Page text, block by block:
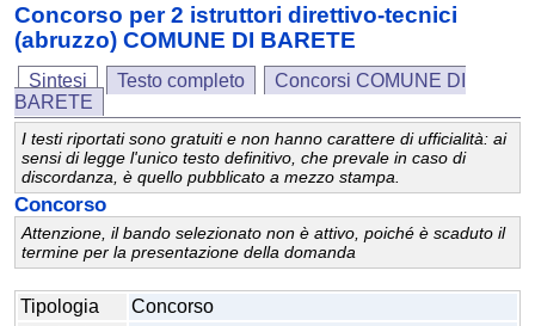
Concorso per 2 istruttori direttivo-tecnici
(abruzzo) COMUNE DI BARETE
Sintesi Testo completo
Concorsi COMUNE DI
BARETE
I testi riportati sono gratuiti e non hanno carattere di ufficialità: ai
sensi di legge l'unico testo definitivo, che prevale in caso di
discordanza, è quello pubblicato a mezzo stampa.
Concorso
Attenzione, il bando selezionato non è attivo, poiché è scaduto il
termine per la presentazione della domanda
Tipologia
Concorso